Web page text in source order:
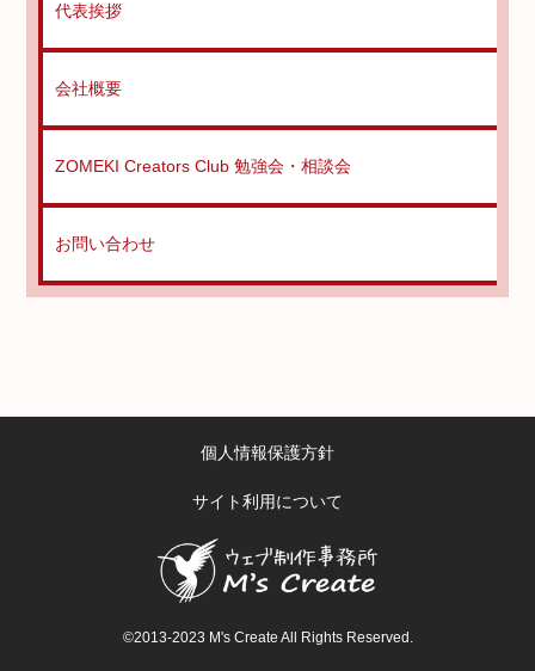
代表挨拶
会社概要
ZOMEKI Creators Club 勉強会・相談会
お問い合わせ
個人情報保護方針
サイト利用について
©2013-2023 M's Create All Rights Reserved.